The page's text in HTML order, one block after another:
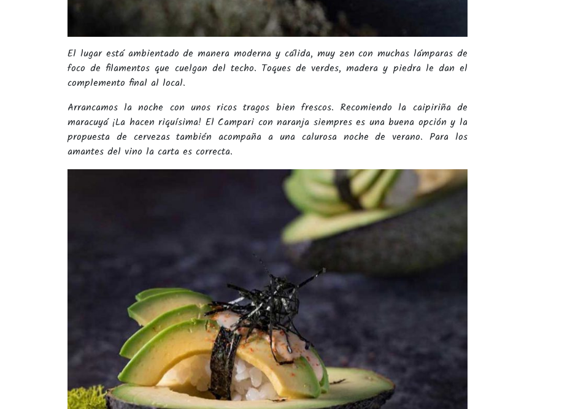
El lugar está ambientado de manera moderna y cálida, muy zen con muchas lámparas de
foco de filamentos que cuelgan del techo. Toques de verdes, madera y piedra le dan el
complemento final al local.
Arrancamos la noche con unos ricos tragos bien frescos. Recomiendo la caipiriña de
maracuyá ¡La hacen riquísima! El Campari con naranja siempres es una buena opción y la
propuesta de cervezas también acompaña a una calurosa noche de verano. Para los
amantes del vino la carta es correcta.